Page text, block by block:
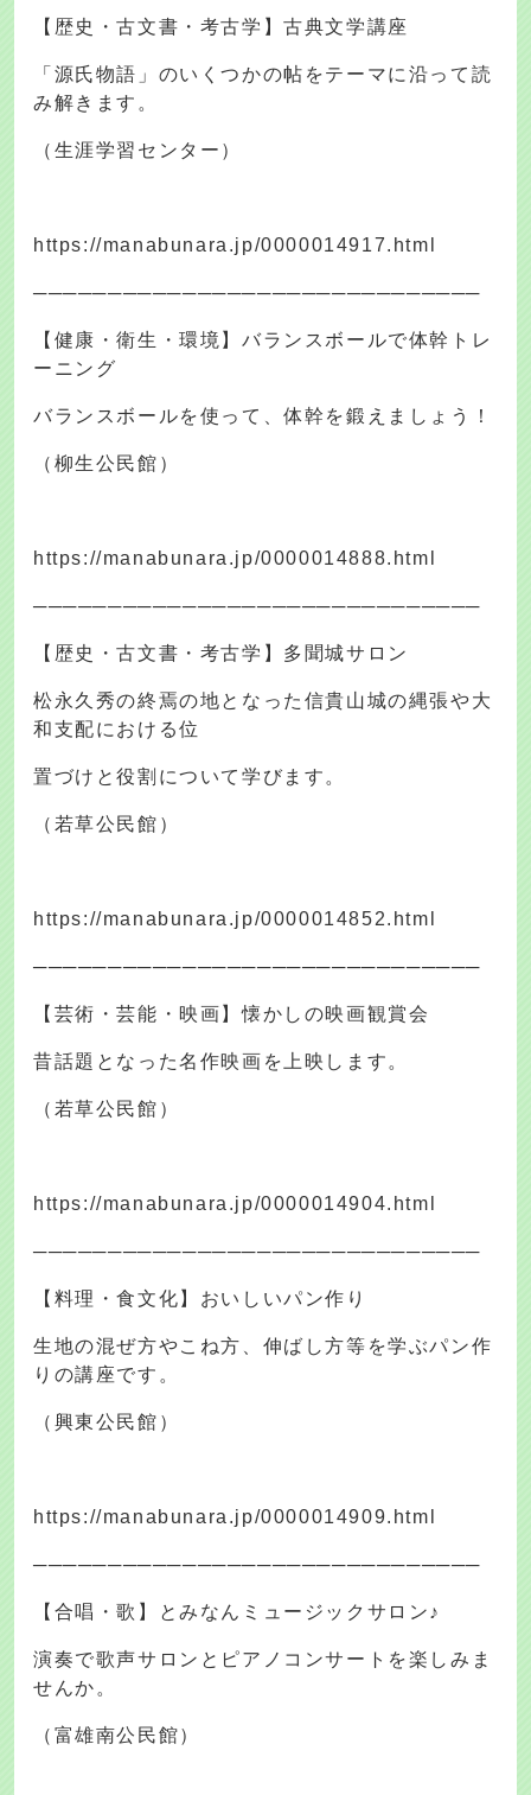
【歴史・古文書・考古学】古典文学講座
「源氏物語」のいくつかの帖をテーマに沿って読
み解きます。
（生涯学習センター）
https://manabunara.jp/0000014917.html
──────────────────────────────
【健康・衛生・環境】バランスボールで体幹トレ
ーニング
バランスボールを使って、体幹を鍛えましょう！
（柳生公民館）
https://manabunara.jp/0000014888.html
──────────────────────────────
【歴史・古文書・考古学】多聞城サロン
松永久秀の終焉の地となった信貴山城の縄張や大
和支配における位
置づけと役割について学びます。
（若草公民館）
https://manabunara.jp/0000014852.html
──────────────────────────────
【芸術・芸能・映画】懐かしの映画観賞会
昔話題となった名作映画を上映します。
（若草公民館）
https://manabunara.jp/0000014904.html
──────────────────────────────
【料理・食文化】おいしいパン作り
生地の混ぜ方やこね方、伸ばし方等を学ぶパン作
りの講座です。
（興東公民館）
https://manabunara.jp/0000014909.html
──────────────────────────────
【合唱・歌】とみなんミュージックサロン♪
演奏で歌声サロンとピアノコンサートを楽しみま
せんか。
（富雄南公民館）